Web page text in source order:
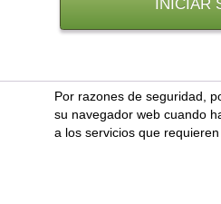
Por razones de seguridad,
su navegador web cuando
a los servicios que requieren